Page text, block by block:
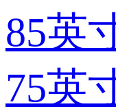
85英
75英